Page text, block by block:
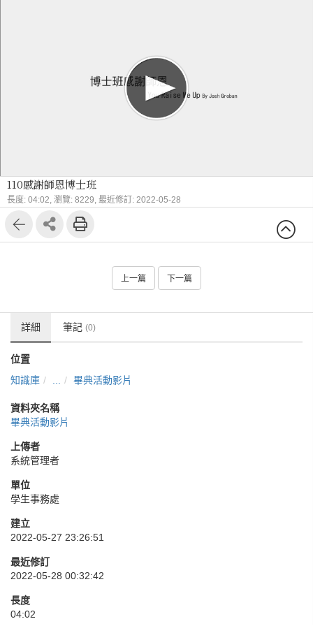
110感謝師恩博士班
長度: 04:02, 瀏覽: 8229, 最近修訂: 2022-05-28
上一篇 下一篇
詳細 筆記 (0)
位置
知識庫
畢典活動影片
資料夾名稱
畢典活動影片
上傳者
系統管理者
單位
學生事務處
建立
2022-05-27 23:26:51
最近修訂
2022-05-28 00:32:42
長度
04:02